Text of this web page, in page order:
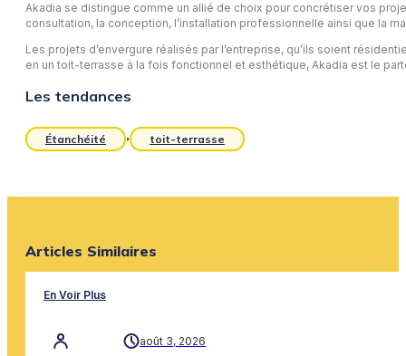
Akadia se distingue comme un allié de choix pour concrétiser vos
consultation, la conception, l’installation professionnelle ainsi que la
Les projets d’envergure réalisés par l’entreprise, qu’ils soient
en un toit-terrasse à la fois fonctionnel et esthétique, Akadia est le
Les tendances
Étanchéité , toit-terrasse
Articles Similaires
En Voir Plus
août 3, 2026